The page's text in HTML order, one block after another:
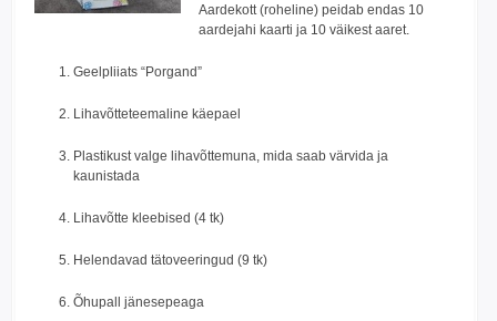
Aardekott (roheline) peidab endas 10
aardejahi kaarti ja 10 väikest aaret.
Geelpliiats “Porgand”
Lihavõtteteemaline käepael
Plastikust valge lihavõttemuna, mida saab värvida ja
kaunistada
Lihavõtte kleebised (4 tk)
Helendavad tätoveeringud (9 tk)
Õhupall jänesepeaga